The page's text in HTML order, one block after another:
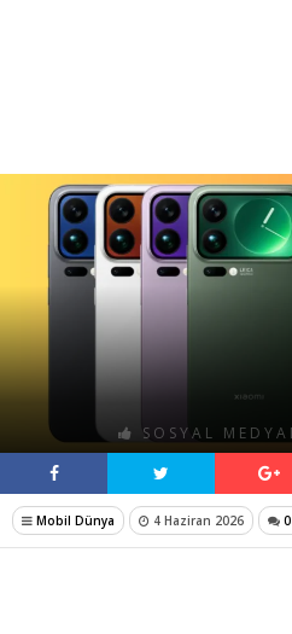
SOSYAL
Mobil Dünya 4 Haziran 2026